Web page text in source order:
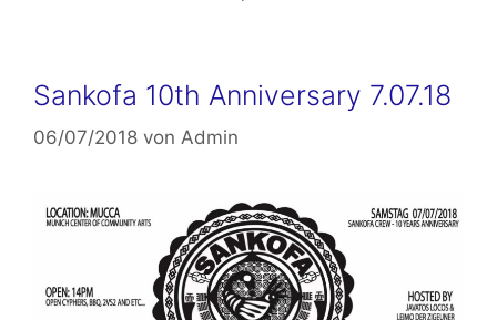
Sankofa 10th Anniversary 7.07.18
06/07/2018 von Admin